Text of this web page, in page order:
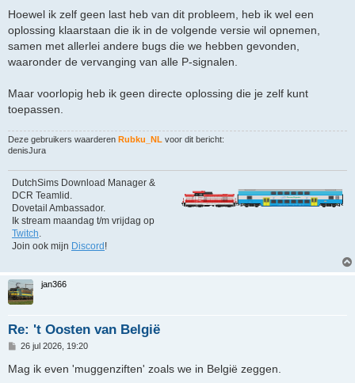
Hoewel ik zelf geen last heb van dit probleem, heb ik wel een
oplossing klaarstaan die ik in de volgende versie wil opnemen,
samen met allerlei andere bugs die we hebben gevonden,
waaronder de vervanging van alle P-signalen.
Maar voorlopig heb ik geen directe oplossing die je zelf kunt
toepassen.
Deze gebruikers waarderen Rubku_NL voor dit bericht:
denisJura
DutchSims Download Manager &
DCR Teamlid.
Dovetail Ambassador.
Ik stream maandag t/m vrijdag op
Twitch.
Join ook mijn Discord !
jan366
Re: 't Oosten van België
B
r
i
26 jul 2026, 19:20
Mag ik even 'muggenziften' zoals we in België zeggen.